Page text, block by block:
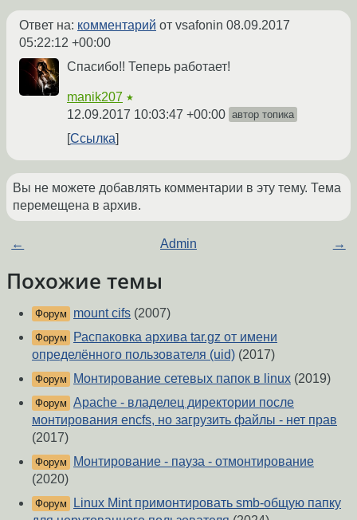
Ответ на: комментарий от vsafonin 08.09.2017
05:22:12 +00:00
Спасибо!! Теперь работает!
manik207 ★
12.09.2017 10:03:47 +00:00 автор топика
Ссылка
Вы не можете добавлять комментарии в эту тему. Тема
перемещена в архив.
← Admin →
Похожие темы
Форум mount cifs (2007)
Форум
Распаковка архива tar.gz от имени
определённого пользователя (uid) (2017)
Форум Монтирование сетевых папок в linux (2019)
Форум Apache - владелец директории после
монтирования encfs, но загрузить файлы - нет прав
(2017)
Форум
Монтирование - пауза - отмонтирование
(2020)
Форум
Linux Mint примонтировать smb-общую папку